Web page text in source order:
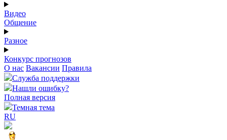
Видео
Общение
Разное
Конкурс прогнозов
О нас Вакансии Правила
Служба поддержки
Нашли ошибку?
Полная версия
Темная тема
RU